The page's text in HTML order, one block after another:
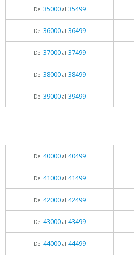
Del 35000al 35499
Del 36000al 36499
Del 37000al 37499
Del 38000al 38499
Del 39000al 39499
Del 40000al 40499
Del 41000al 41499
Del 42000al 42499
Del 43000al 43499
Del 44000al 44499